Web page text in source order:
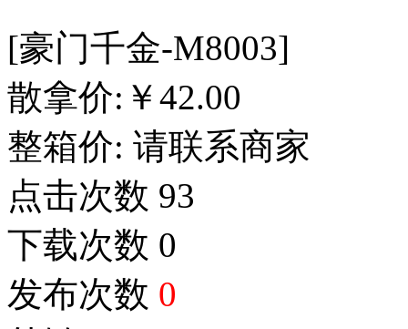
[豪门千金-M8003]
散拿价: ￥42.00
整箱价: 请联系商家
点击次数 93
下载次数 0
发布次数 0